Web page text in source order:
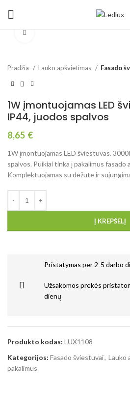
Pradžia Lauko apšvietimas Fasado
1W įmontuojamas LED
IP44, juodos spalvos
8,65 €
1W įmontuojamas LED šviestuvas.
spalvos. Puikiai tinka į pakalimus fasado
Komplektuojamas su dėžute ir
Į KREPŠELĮ
Pristatymas per 2-5 darbo
Užsakomos prekės
dienų
Produkto kodas: LUX1108
Kategorijos: Fasado šviestuvai, Lauko
pakalimus